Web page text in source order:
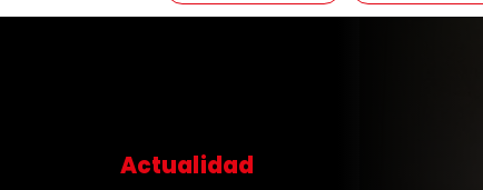
Actualidad